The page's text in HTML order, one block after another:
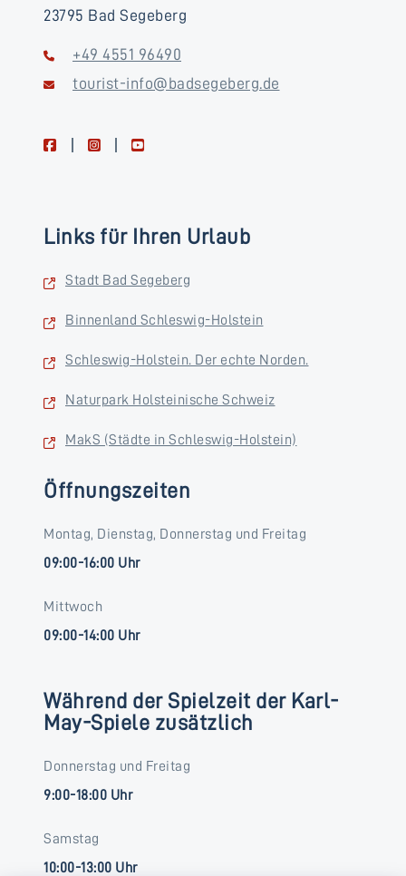
23795 Bad Segeberg
+49 4551 96490
tourist-info@badsegeberg.de
facebookinstagramyoutube
Links für Ihren Urlaub
Stadt Bad Segeberg
Binnenland Schleswig-Holstein
Schleswig-Holstein. Der echte Norden.
Naturpark Holsteinische Schweiz
MakS (Städte in Schleswig-Holstein)
Öffnungszeiten
Montag, Dienstag, Donnerstag und Freitag
09:00-16:00 Uhr
Mittwoch
09:00-14:00 Uhr
Während der Spielzeit der Karl-
May-Spiele zusätzlich
Donnerstag und Freitag
9:00-18:00 Uhr
Samstag
10:00-13:00 Uhr